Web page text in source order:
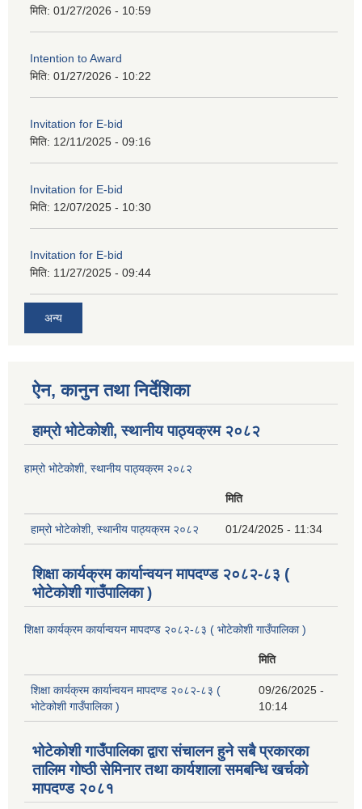
मिति: 01/27/2026 - 10:59
Intention to Award
मिति: 01/27/2026 - 10:22
Invitation for E-bid
मिति: 12/11/2025 - 09:16
Invitation for E-bid
मिति: 12/07/2025 - 10:30
Invitation for E-bid
मिति: 11/27/2025 - 09:44
अन्य
ऐन, कानुन तथा निर्देशिका
हाम्रो भोटेकोशी, स्थानीय पाठ्यक्रम २०८२
हाम्रो भोटेकोशी, स्थानीय पाठ्यक्रम २०८२
मिति
हाम्रो भोटेकोशी, स्थानीय पाठ्यक्रम २०८२ 01/24/2025 - 11:34
शिक्षा कार्यक्रम कार्यान्वयन मापदण्ड २०८२-८३ (
भोटेकोशी गाउँपालिका )
शिक्षा कार्यक्रम कार्यान्वयन मापदण्ड २०८२-८३ ( भोटेकोशी गाउँपालिका )
मिति
शिक्षा कार्यक्रम कार्यान्वयन मापदण्ड २०८२-८३ (
भोटेकोशी गाउँपालिका )
09/26/2025 -
10:14
भोटेकोशी गाउँपालिका द्वारा संचालन हुने सबै प्रकारका
तालिम गोष्ठी सेमिनार तथा कार्यशाला समबन्धि खर्चको
मापदण्ड २०८१